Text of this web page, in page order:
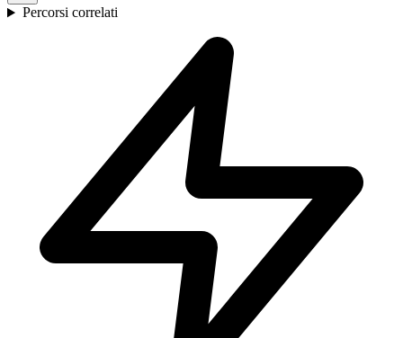
Percorsi correlati